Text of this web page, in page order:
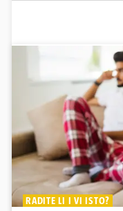
RADITE LI I VI ISTO?